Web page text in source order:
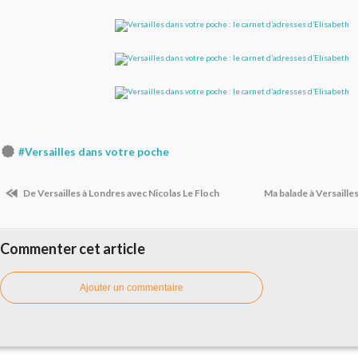
#Versailles dans votre poche
De Versailles à Londres avec Nicolas Le Floch Ma balade à
Commenter cet article
Ajouter un commentaire